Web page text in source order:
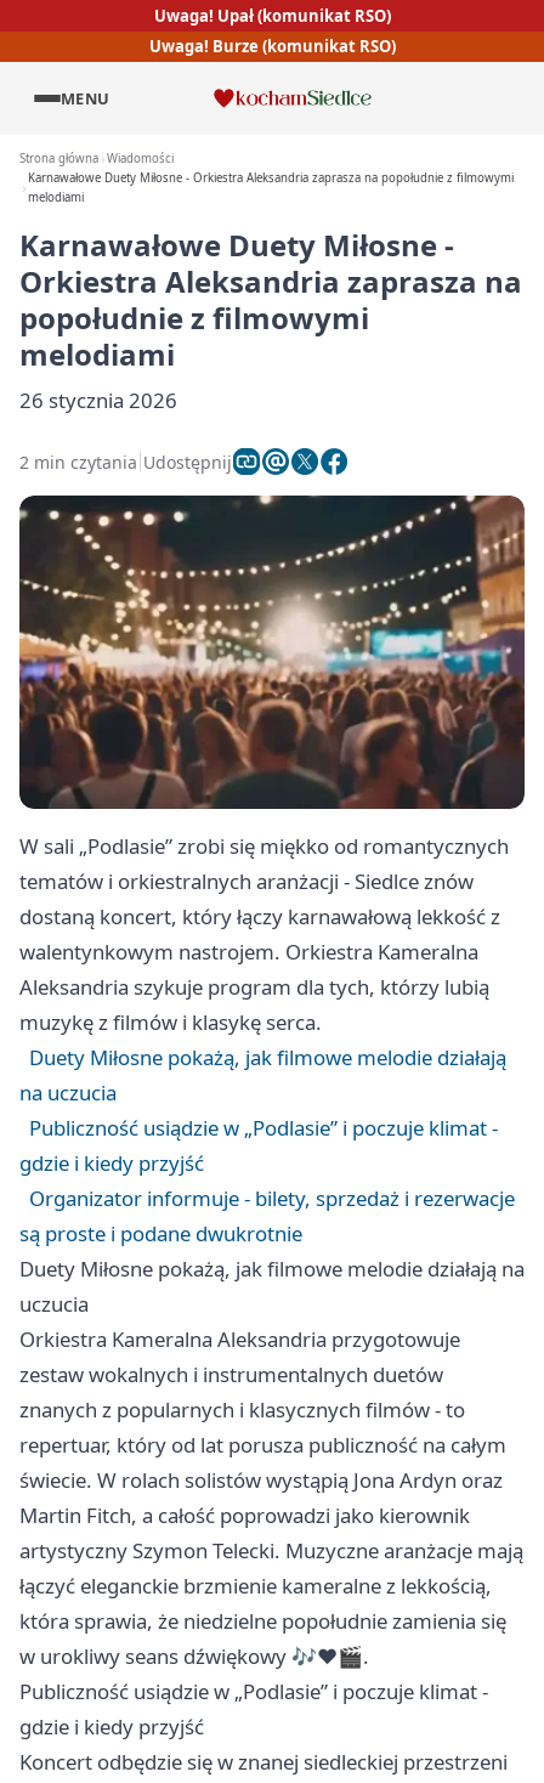
Uwaga! Upał (komunikat RSO)
Uwaga! Burze (komunikat RSO)
MENU
Strona główna Wiadomości
Karnawałowe Duety Miłosne - Orkiestra Aleksandria zaprasza na popołudnie z filmowymi
melodiami
Karnawałowe Duety Miłosne -
Orkiestra Aleksandria zaprasza na
popołudnie z filmowymi
melodiami
26 stycznia 2026
2 min czytania Udostępnij
W sali „Podlasie” zrobi się miękko od romantycznych
tematów i orkiestralnych aranżacji - Siedlce znów
dostaną koncert, który łączy karnawałową lekkość z
walentynkowym nastrojem. Orkiestra Kameralna
Aleksandria szykuje program dla tych, którzy lubią
muzykę z filmów i klasykę serca.
Duety Miłosne pokażą, jak filmowe melodie działają
na uczucia
Publiczność usiądzie w „Podlasie” i poczuje klimat -
gdzie i kiedy przyjść
Organizator informuje - bilety, sprzedaż i rezerwacje
są proste i podane dwukrotnie
Duety Miłosne pokażą, jak filmowe melodie działają na
uczucia
Orkiestra Kameralna Aleksandria przygotowuje
zestaw wokalnych i instrumentalnych duetów
znanych z popularnych i klasycznych filmów - to
repertuar, który od lat porusza publiczność na całym
świecie. W rolach solistów wystąpią Jona Ardyn oraz
Martin Fitch, a całość poprowadzi jako kierownik
artystyczny Szymon Telecki. Muzyczne aranżacje mają
łączyć eleganckie brzmienie kameralne z lekkością,
która sprawia, że niedzielne popołudnie zamienia się
w urokliwy seans dźwiękowy 🎶❤️🎬.
Publiczność usiądzie w „Podlasie” i poczuje klimat -
gdzie i kiedy przyjść
Koncert odbędzie się w znanej siedleckiej przestrzeni